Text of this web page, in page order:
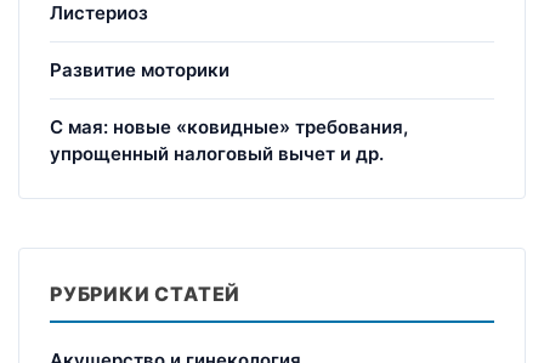
Листериоз
Развитие моторики
С мая: новые «ковидные» требования,
упрощенный налоговый вычет и др.
РУБРИКИ СТАТЕЙ